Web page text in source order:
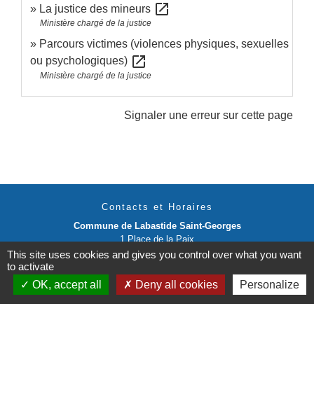
La justice des mineurs open_in_new
Ministère chargé de la justice
Parcours victimes (violences physiques, sexuelles
ou psychologiques) open_in_new
Ministère chargé de la justice
Signaler une erreur sur cette page
Contacts et Horaires
Commune de Labastide Saint-Georges
1 Place de la Paix
81500 Labastide-Saint-Georges - FRANCE
Contact par formulaire
This site uses cookies and gives you control over what you want
to activate
OK, accept all
Deny all cookies Personalize